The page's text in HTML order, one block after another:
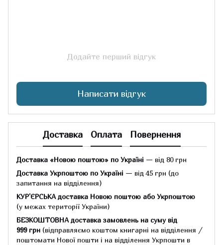
Додайте перший відгук
Написати відгук
Доставка Оплата Повернення
Доставка «Новою поштою» по Україні — від 80 грн
Доставка Укрпоштою по Україні — від 45 грн (до
запитання на відділення)
КУР'ЄРСЬКА доставка Новою поштою або Укрпоштою
(у межах території України)
БЕЗКОШТОВНА доставка замовлень на суму від
999 грн (відправляємо коштом книгарні на відділення /
поштомати Нової пошти і на відділення Укрпошти в